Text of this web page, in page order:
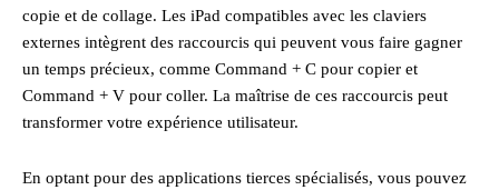
copie et de collage. Les iPad compatibles avec les claviers
externes intègrent des raccourcis qui peuvent vous faire gagner
un temps précieux, comme Command + C pour copier et
Command + V pour coller. La maîtrise de ces raccourcis peut
transformer votre expérience utilisateur.
En optant pour des applications tierces spécialisés, vous pouvez